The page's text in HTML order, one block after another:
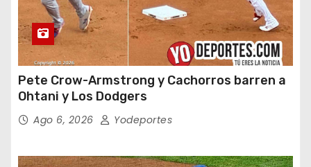
Pete Crow-Armstrong y Cachorros barren a
Ohtani y Los Dodgers
Ago 6, 2026 Yodeportes